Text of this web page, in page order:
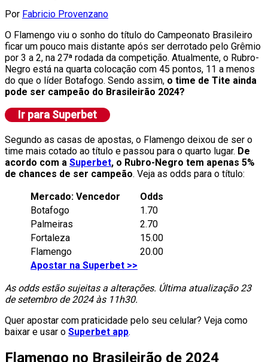
Por Fabricio Provenzano
O Flamengo viu o sonho do título do Campeonato Brasileiro
ficar um pouco mais distante após ser derrotado pelo Grêmio
por 3 a 2, na 27ª rodada da competição. Atualmente, o Rubro-
Negro está na quarta colocação com 45 pontos, 11 a menos
do que o líder Botafogo. Sendo assim, o time de Tite ainda
pode ser campeão do Brasileirão 2024?
Segundo as casas de apostas, o Flamengo deixou de ser o
time mais cotado ao título e passou para o quarto lugar. De
acordo com a Superbet, o Rubro-Negro tem apenas 5%
de chances de ser campeão. Veja as odds para o título:
Mercado: Vencedor
Odds
Botafogo
1.70
Palmeiras
2.70
Fortaleza
15.00
Flamengo
20.00
Apostar na Superbet >>
As odds estão sujeitas a alterações. Última atualização 23
de setembro de 2024 às 11h30.
Quer apostar com praticidade pelo seu celular? Veja como
baixar e usar o Superbet app.
Flamengo no Brasileirão de 2024